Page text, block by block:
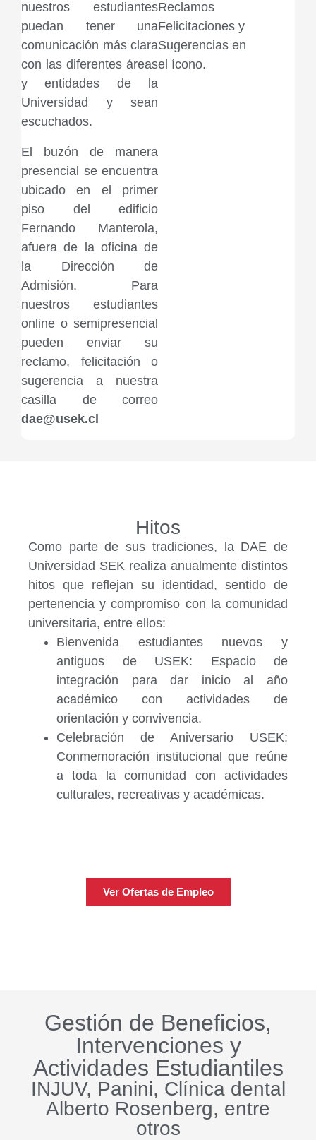
nuestros estudiantes
puedan tener una
comunicación más clara
con las diferentes áreas
y entidades de la
Universidad y sean
escuchados.
El buzón de manera
presencial se encuentra
ubicado en el primer
piso del edificio
Fernando Manterola,
afuera de la oficina de
la Dirección de
Admisión. Para
nuestros estudiantes
online o semipresencial
pueden enviar su
reclamo, felicitación o
sugerencia a nuestra
casilla de correo
dae@usek.cl
Reclamos
Felicitaciones y
Sugerencias en
el ícono.
Hitos
Como parte de sus tradiciones, la DAE de
Universidad SEK realiza anualmente distintos
hitos que reflejan su identidad, sentido de
pertenencia y compromiso con la comunidad
universitaria, entre ellos:
Bienvenida estudiantes nuevos y
antiguos de USEK: Espacio de
integración para dar inicio al año
académico con actividades de
orientación y convivencia.
Celebración de Aniversario USEK:
Conmemoración institucional que reúne
a toda la comunidad con actividades
culturales, recreativas y académicas.
Ver Ofertas de Empleo
Gestión de Beneficios,
Intervenciones y
Actividades Estudiantiles
INJUV, Panini, Clínica dental
Alberto Rosenberg, entre
otros